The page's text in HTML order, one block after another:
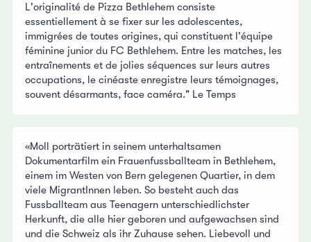
L'originalité de Pizza Bethlehem consiste
essentiellement à se fixer sur les adolescentes,
immigrées de toutes origines, qui constituent l'équipe
féminine junior du FC Bethlehem. Entre les matches, les
entraînements et de jolies séquences sur leurs autres
occupations, le cinéaste enregistre leurs témoignages,
souvent désarmants, face caméra." Le Temps
«Moll porträtiert in seinem unterhaltsamen
Dokumentarfilm ein Frauenfussballteam in Bethlehem,
einem im Westen von Bern gelegenen Quartier, in dem
viele MigrantInnen leben. So besteht auch das
Fussballteam aus Teenagern unterschiedlichster
Herkunft, die alle hier geboren und aufgewachsen sind
und die Schweiz als ihr Zuhause sehen. Liebevoll und